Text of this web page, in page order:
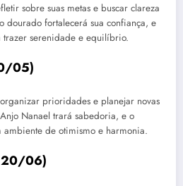
sobre suas metas e buscar clareza
dourado fortalecerá sua confiança, e
serenidade e equilíbrio.
05)
prioridades e planejar novas
Nanael trará sabedoria, e o
de otimismo e harmonia.
20/06)